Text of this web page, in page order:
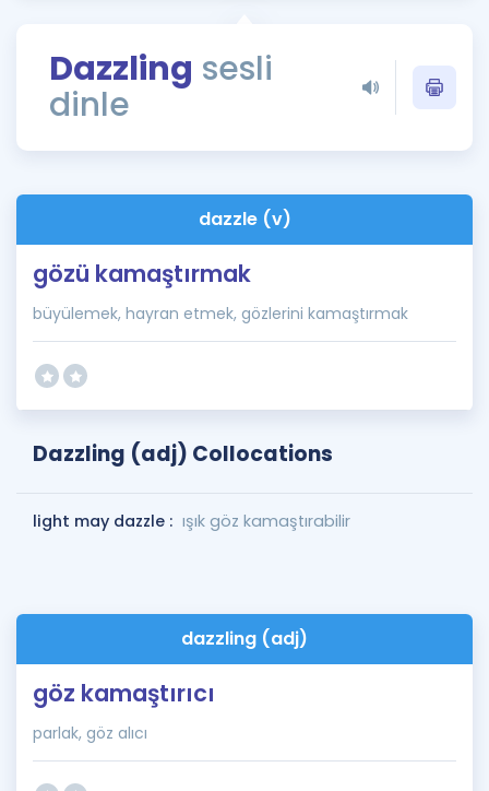
Rehberlik Aracı
ÖSYM Sınav Takvimi
İngilizce Gramer
Dazzling sesli
dinle
dazzle (v)
gözü kamaştırmak
büyülemek, hayran etmek, gözlerini kamaştırmak
Dazzling (adj) Collocations
light may dazzle : ışık göz kamaştırabilir
dazzling (adj)
göz kamaştırıcı
parlak, göz alıcı